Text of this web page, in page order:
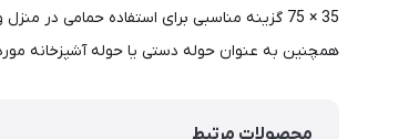
35 × 75 گزینه مناسبی برای استفاده حمامی
همچنین به عنوان حوله دستی یا حوله آشپزخانه مورد
محصولات مرتبط